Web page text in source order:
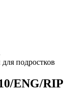
подростков
ENG/RIP